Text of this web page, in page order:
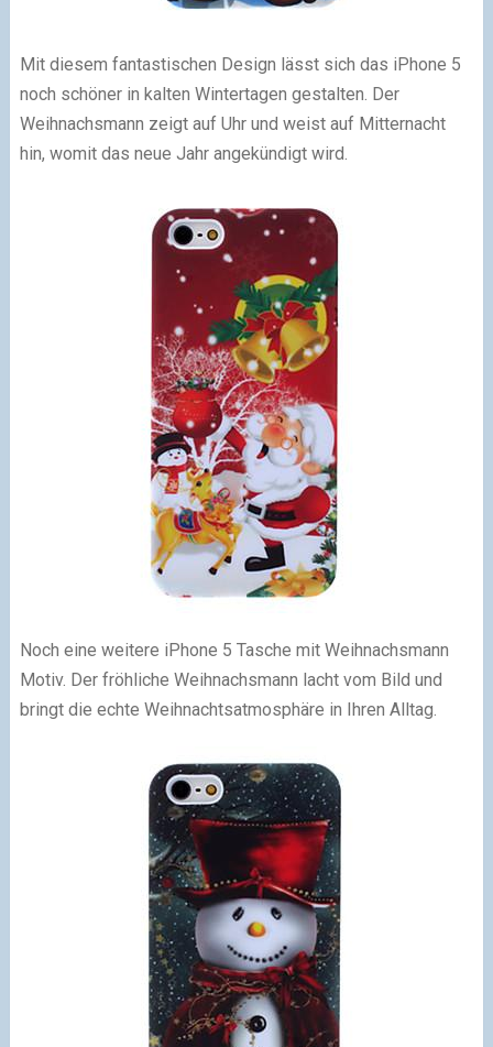
Mit diesem fantastischen Design lässt sich das iPhone 5
noch schöner in kalten Wintertagen gestalten. Der
Weihnachsmann zeigt auf Uhr und weist auf Mitternacht
hin, womit das neue Jahr angekündigt wird.
Noch eine weitere iPhone 5 Tasche mit Weihnachsmann
Motiv. Der fröhliche Weihnachsmann lacht vom Bild und
bringt die echte Weihnachtsatmosphäre in Ihren Alltag.